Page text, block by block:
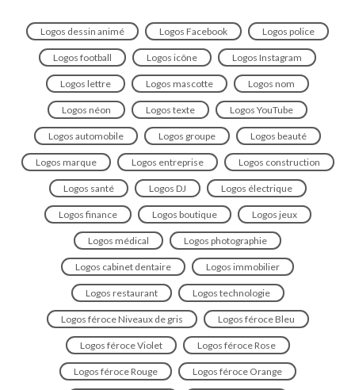
Logos dessin animé Logos Facebook Logos police
Logos football Logos icône Logos Instagram
Logos lettre Logos mascotte Logos nom
Logos néon Logos texte Logos YouTube
Logos automobile Logos groupe Logos beauté
Logos marque Logos entreprise Logos construction
Logos santé Logos DJ Logos électrique
Logos finance Logos boutique Logos jeux
Logos médical Logos photographie
Logos cabinet dentaire Logos immobilier
Logos restaurant Logos technologie
Logos féroce Niveaux de gris Logos féroce Bleu
Logos féroce Violet Logos féroce Rose
Logos féroce Rouge Logos féroce Orange